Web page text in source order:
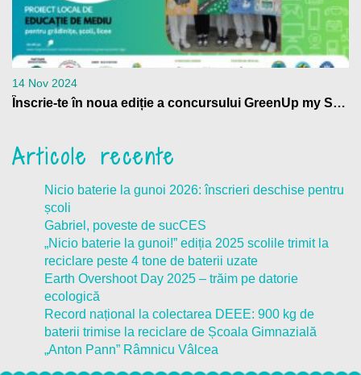
14 Nov 2024
Înscrie-te în noua ediție a concursului GreenUp my School
Articole recente
Nicio baterie la gunoi 2026: înscrieri deschise pentru
școli
Gabriel, poveste de sucCES
„Nicio baterie la gunoi!” ediția 2025 scolile trimit la
reciclare peste 4 tone de baterii uzate
Earth Overshoot Day 2025 – trăim pe datorie
ecologică
Record național la colectarea DEEE: 900 kg de
baterii trimise la reciclare de Școala Gimnazială
„Anton Pann” Râmnicu Vâlcea